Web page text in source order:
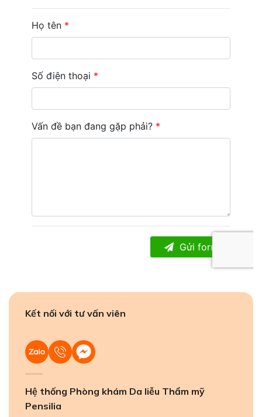
Kết nối với tư vấn viên
Hệ thống Phòng khám Da liễu Thẩm mỹ
Pensilia